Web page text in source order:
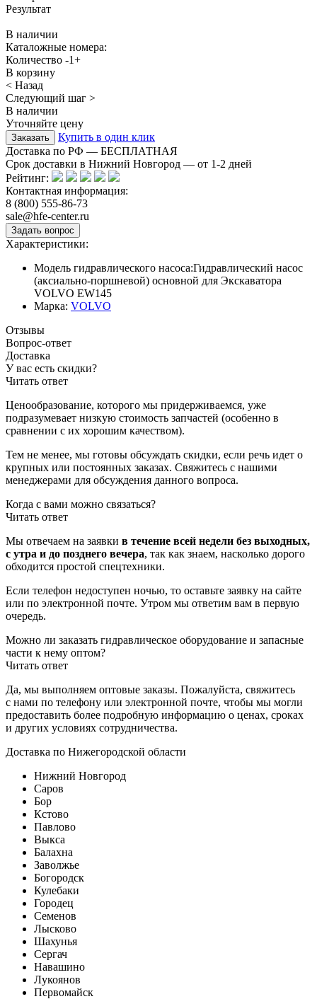
Результат
В наличии
Каталожные номера:
Количество -1+
В корзину
< Назад
Следующий шаг >
В наличии
Уточняйте цену
Купить в один клик
Доставка по РФ — БЕСПЛАТНАЯ
Срок доставки в Нижний Новгород — от 1-2 дней
Рейтинг:
Контактная информация:
8 (800) 555-86-73
sale@hfe-center.ru
Характеристики:
Модель гидравлического насоса:Гидравлический насос
(аксиально-поршневой) основной для Экскаватора
VOLVO EW145
Марка: VOLVO
Отзывы
Вопрос-ответ
Доставка
У вас есть скидки?
Читать ответ
Ценообразование, которого мы придерживаемся, уже
подразумевает низкую стоимость запчастей (особенно в
сравнении с их хорошим качеством).
Тем не менее, мы готовы обсуждать скидки, если речь идет о
крупных или постоянных заказах. Свяжитесь с нашими
менеджерами для обсуждения данного вопроса.
Когда с вами можно связаться?
Читать ответ
Мы отвечаем на заявки в течение всей недели без выходных,
с утра и до позднего вечера, так как знаем, насколько дорого
обходится простой спецтехники.
Если телефон недоступен ночью, то оставьте заявку на сайте
или по электронной почте. Утром мы ответим вам в первую
очередь.
Можно ли заказать гидравлическое оборудование и запасные
части к нему оптом?
Читать ответ
Да, мы выполняем оптовые заказы. Пожалуйста, свяжитесь
с нами по телефону или электронной почте, чтобы мы могли
предоставить более подробную информацию о ценах, сроках
и других условиях сотрудничества.
Доставка по Нижегородской области
Нижний Новгород
Саров
Бор
Кстово
Павлово
Выкса
Балахна
Заволжье
Богородск
Кулебаки
Городец
Семенов
Лысково
Шахунья
Сергач
Навашино
Лукоянов
Первомайск